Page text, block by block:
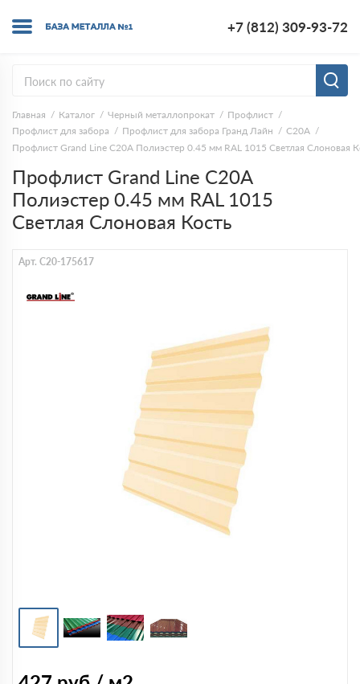
+7 (812) 309-93-72
Главная Каталог Черный металлопрокат
Профлист
Профлист для забора
Профлист для забора Гранд Лайн
C20A
Профлист Grand Line C20A Полиэстер 0.45 мм RAL 1015 Светлая Слоновая
Профлист Grand Line C20A
Полиэстер 0.45 мм RAL 1015
Светлая Слоновая Кость
Арт. C20-175617